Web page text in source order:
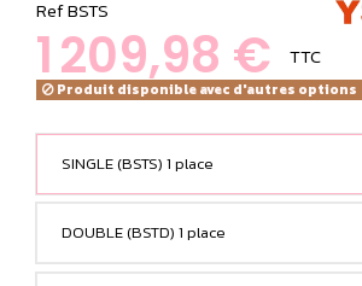
RefBSTS
1 209,98 € TTC
Produit disponible avec d'autres options
SINGLE (BSTS) 1 place
DOUBLE (BSTD) 1 place